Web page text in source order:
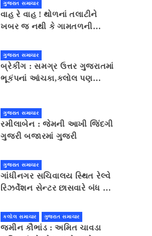
ગુજરાત સમાચાર
વાહ રે વાહ ! થોળનાં તલાટીને
ખબર જ નથી કે ગામતળની
ગુજરાત સમાચાર
બ્રેકીંગ : સમગ્ર ઉત્તર ગુજરાતમાં
ભૂકંપનાં આંચકા,કલોલ પણ
ગુજરાત સમાચાર
રમીલાબેન : જેમની આખી જિંદગી
ગુજરી બજારમાં ગુજરી
ગુજરાત સમાચાર
ગાંધીનગર સચિવાલય સ્થિત રેલ્વે
રિઝર્વેશન સેન્ટર છાસવારે બંધ થઈ
કલોલ સમાચાર ગુજરાત સમાચાર
જમીન કૌભાંડ : અમિત ચાવડા